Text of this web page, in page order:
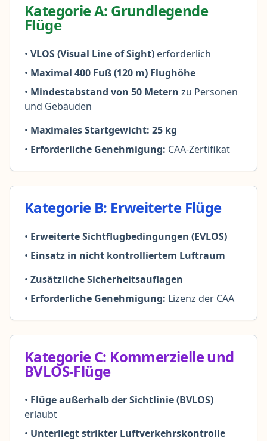
Kategorie A: Grundlegende
Flüge
• VLOS (Visual Line of Sight) erforderlich
• Maximal 400 Fuß (120 m) Flughöhe
• Mindestabstand von 50 Metern zu Personen
und Gebäuden
• Maximales Startgewicht: 25 kg
• Erforderliche Genehmigung: CAA-Zertifikat
Kategorie B: Erweiterte Flüge
• Erweiterte Sichtflugbedingungen (EVLOS)
• Einsatz in nicht kontrolliertem Luftraum
• Zusätzliche Sicherheitsauflagen
• Erforderliche Genehmigung: Lizenz der CAA
Kategorie C: Kommerzielle und
BVLOS-Flüge
• Flüge außerhalb der Sichtlinie (BVLOS)
erlaubt
• Unterliegt strikter Luftverkehrskontrolle